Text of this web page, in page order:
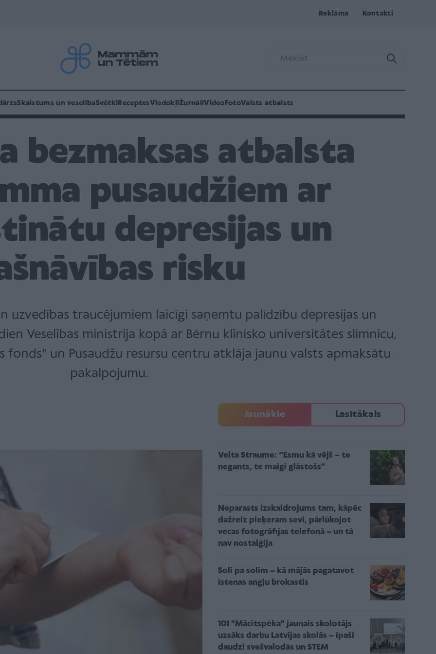
Reklāma Kontakti
Skaistums un veselībaSvētki ReceptesViedokļiŽurnāliVideo FotoValsts atbalsts
bezmaksas atbalsta
pusaudžiem ar
depresijas un
risku
uzvedības traucējumiem laicīgi saņemtu palīdzību depresijas un
Veselības ministrija kopā ar Bērnu klīnisko universitātes slimnīcu,
fonds" un Pusaudžu resursu centru atklāja jaunu valsts apmaksātu
pakalpojumu.
Jaunākie Lasītākais
Velta Straume: “Esmu kā vējš – te
negants, te maigi glāstošs”
Neparasts izskaidrojums tam, kāpēc
dažreiz pieķeram sevi, pārlūkojot
vecas fotogrāfijas telefonā – un tā
nav nostalģija
Soli pa solim – kā mājās pagatavot
īstenas angļu brokastis
101 "Mācītspēka" jaunais skolotājs
uzsāks darbu Latvijas skolās – īpaši
daudzi svešvalodās un STEM